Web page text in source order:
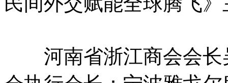
河南省浙江商会会长